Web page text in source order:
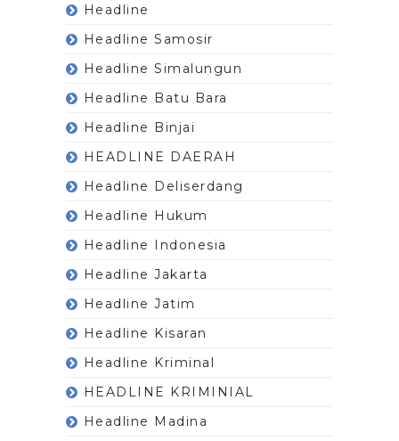
Headline
Headline Samosir
Headline Simalungun
Headline Batu Bara
Headline Binjai
HEADLINE DAERAH
Headline Deliserdang
Headline Hukum
Headline Indonesia
Headline Jakarta
Headline Jatim
Headline Kisaran
Headline Kriminal
HEADLINE KRIMINIAL
Headline Madina